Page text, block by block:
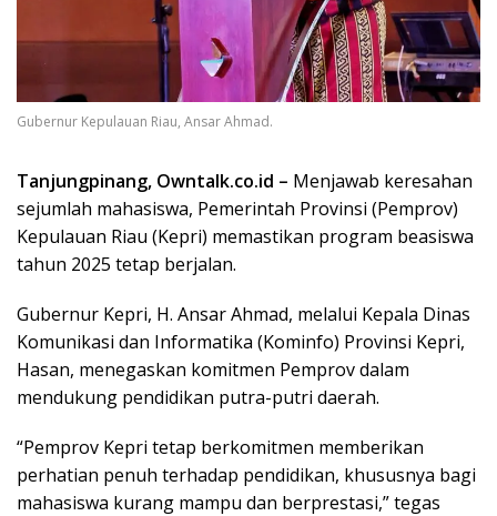
Gubernur Kepulauan Riau, Ansar Ahmad.
Tanjungpinang, Owntalk.co.id – Menjawab keresahan
sejumlah mahasiswa, Pemerintah Provinsi (Pemprov)
Kepulauan Riau (Kepri) memastikan program beasiswa
tahun 2025 tetap berjalan.
Gubernur Kepri, H. Ansar Ahmad, melalui Kepala Dinas
Komunikasi dan Informatika (Kominfo) Provinsi Kepri,
Hasan, menegaskan komitmen Pemprov dalam
mendukung pendidikan putra-putri daerah.
“Pemprov Kepri tetap berkomitmen memberikan
perhatian penuh terhadap pendidikan, khususnya bagi
mahasiswa kurang mampu dan berprestasi,” tegas